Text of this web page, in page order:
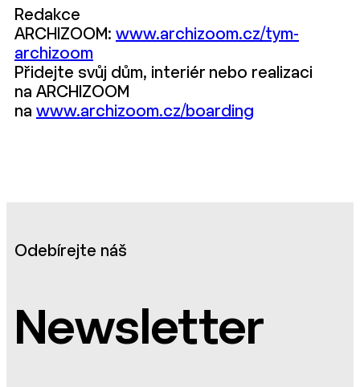
Redakce
ARCHIZOOM: www.archizoom.cz/tym-
archizoom
Přidejte svůj dům, interiér nebo realizaci
na ARCHIZOOM
na www.archizoom.cz/boarding
Odebírejte náš
Newsletter